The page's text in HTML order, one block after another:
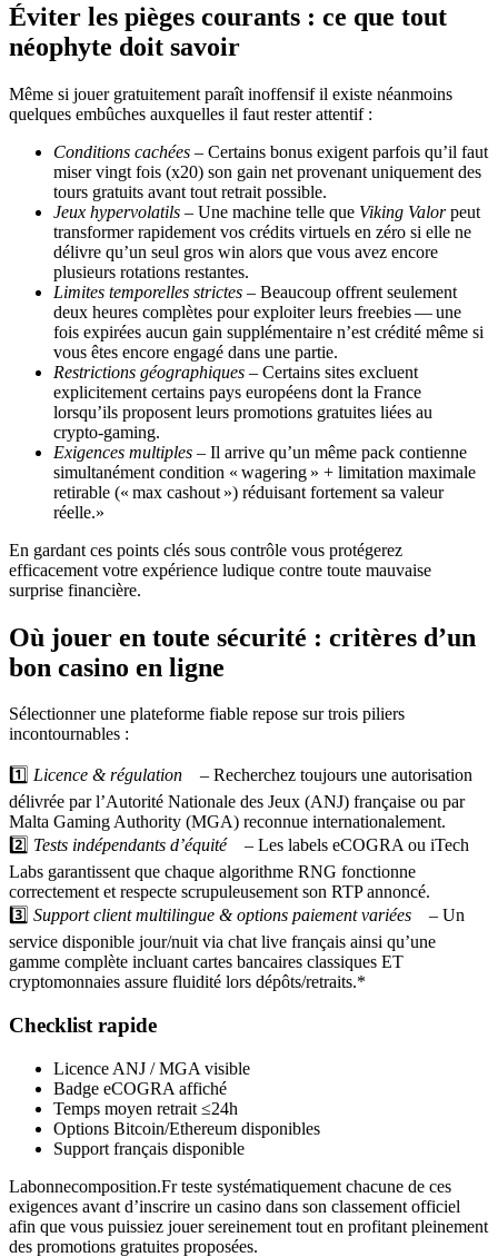
Éviter les pièges courants : ce que tout
néophyte doit savoir
Même si jouer gratuitement paraît inoffensif il existe néanmoins
quelques embûches auxquelles il faut rester attentif :
Conditions cachées – Certains bonus exigent parfois qu’il faut
miser vingt fois (x20) son gain net provenant uniquement des
tours gratuits avant tout retrait possible.
Jeux hypervolatils – Une machine telle que Viking Valorpeut
transformer rapidement vos crédits virtuels en zéro si elle ne
délivre qu’un seul gros win alors que vous avez encore
plusieurs rotations restantes.
Limites temporelles strictes – Beaucoup offrent seulement
deux heures complètes pour exploiter leurs freebies — une
fois expirées aucun gain supplémentaire n’est crédité même si
vous êtes encore engagé dans une partie.
Restrictions géographiques – Certains sites excluent
explicitement certains pays européens dont la France
lorsqu’ils proposent leurs promotions gratuites liées au
crypto‑gaming.
Exigences multiples – Il arrive qu’un même pack contienne
simultanément condition « wagering » + limitation maximale
retirable (« max cashout ») réduisant fortement sa valeur
réelle.»
En gardant ces points clés sous contrôle vous protégerez
efficacement votre expérience ludique contre toute mauvaise
surprise financière.
Où jouer en toute sécurité : critères d’un
bon casino en ligne
Sélectionner une plateforme fiable repose sur trois piliers
incontournables :
1️⃣ Licence & régulation – Recherchez toujours une autorisation
délivrée par l’Autorité Nationale des Jeux (ANJ) française ou par
Malta Gaming Authority (MGA) reconnue internationalement.
2️⃣ Tests indépendants d’équité– Les labels eCOGRA ou iTech
Labs garantissent que chaque algorithme RNG fonctionne
correctement et respecte scrupuleusement son RTP annoncé.
3️⃣ Support client multilingue & options paiement variées – Un
service disponible jour/nuit via chat live français ainsi qu’une
gamme complète incluant cartes bancaires classiques ET
cryptomonnaies assure fluidité lors dépôts/retraits.*
Checklist rapide
Licence ANJ / MGA visible
Badge eCOGRA affiché
Temps moyen retrait ≤24h
Options Bitcoin/Ethereum disponibles
Support français disponible
Labonnecomposition.Fr teste systématiquement chacune de ces
exigences avant d’inscrire un casino dans son classement officiel
afin que vous puissiez jouer sereinement tout en profitant pleinement
des promotions gratuites proposées.